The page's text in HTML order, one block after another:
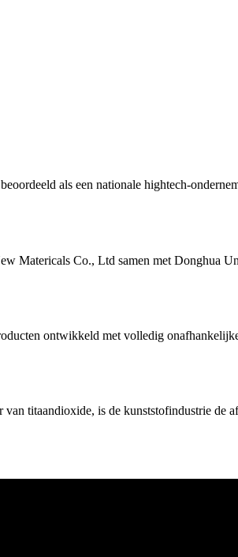
als een nationale hightech-
Matericals Co., Ltd samen met Donghua
ontwikkeld met volledig
titaandioxide, is de kunststofindustrie de